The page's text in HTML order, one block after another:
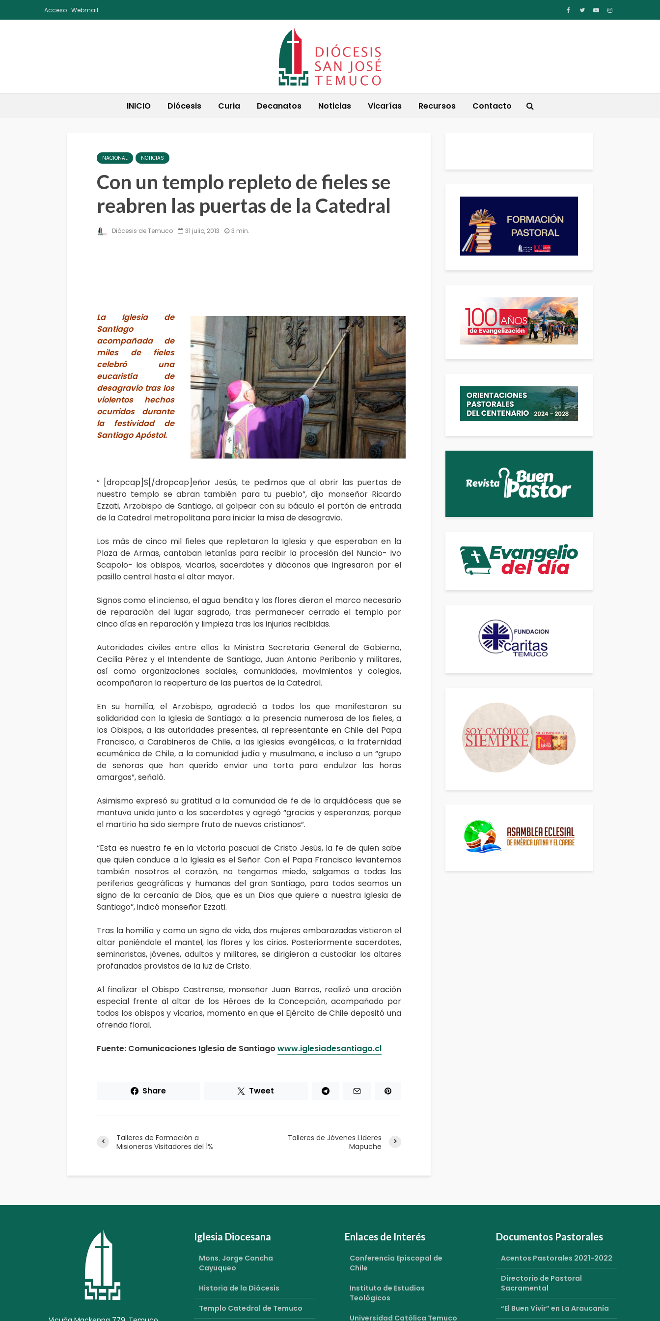
Acceso Webmail
INICIO Diócesis Curia Decanatos Noticias Vicarías Recursos Contacto
NACIONAL NOTICIAS
Con un templo repleto de fieles se
reabren las puertas de la Catedral
Diócesis de Temuco 31 julio, 2013 3 min.
La Iglesia de
Santiago
acompañada de
miles de fieles
celebró una
eucaristía de
desagravio tras los
violentos hechos
ocurridos durante
la festividad de
Santiago Apóstol.
“ [dropcap]S[/dropcap]eñor Jesús, te pedimos que al abrir las puertas de
nuestro templo se abran también para tu pueblo”, dijo monseñor Ricardo
Ezzati, Arzobispo de Santiago, al golpear con su báculo el portón de entrada
de la Catedral metropolitana para iniciar la misa de desagravio.
Los más de cinco mil fieles que repletaron la Iglesia y que esperaban en la
Plaza de Armas, cantaban letanías para recibir la procesión del Nuncio- Ivo
Scapolo- los obispos, vicarios, sacerdotes y diáconos que ingresaron por el
pasillo central hasta el altar mayor.
Signos como el incienso, el agua bendita y las flores dieron el marco necesario
de reparación del lugar sagrado, tras permanecer cerrado el templo por
cinco días en reparación y limpieza tras las injurias recibidas.
Autoridades civiles entre ellos la Ministra Secretaria General de Gobierno,
Cecilia Pérez y el Intendente de Santiago, Juan Antonio Peribonio y militares,
así como organizaciones sociales, comunidades, movimientos y colegios,
acompañaron la reapertura de las puertas de la Catedral.
En su homilía, el Arzobispo, agradeció a todos los que manifestaron su
solidaridad con la Iglesia de Santiago: a la presencia numerosa de los fieles, a
los Obispos, a las autoridades presentes, al representante en Chile del Papa
Francisco, a Carabineros de Chile, a las iglesias evangélicas, a la fraternidad
ecuménica de Chile, a la comunidad judía y musulmana, e incluso a un “grupo
de señoras que han querido enviar una torta para endulzar las horas
amargas”, señaló.
Asimismo expresó su gratitud a la comunidad de fe de la arquidiócesis que se
mantuvo unida junto a los sacerdotes y agregó “gracias y esperanzas, porque
el martirio ha sido siempre fruto de nuevos cristianos”.
“Esta es nuestra fe en la victoria pascual de Cristo Jesús, la fe de quien sabe
que quien conduce a la Iglesia es el Señor. Con el Papa Francisco levantemos
también nosotros el corazón, no tengamos miedo, salgamos a todas las
periferias geográficas y humanas del gran Santiago, para todos seamos un
signo de la cercanía de Dios, que es un Dios que quiere a nuestra Iglesia de
Santiago”, indicó monseñor Ezzati.
Tras la homilía y como un signo de vida, dos mujeres embarazadas vistieron el
altar poniéndole el mantel, las flores y los cirios. Posteriormente sacerdotes,
seminaristas, jóvenes, adultos y militares, se dirigieron a custodiar los altares
profanados provistos de la luz de Cristo.
Al finalizar el Obispo Castrense, monseñor Juan Barros, realizó una oración
especial frente al altar de los Héroes de la Concepción, acompañado por
todos los obispos y vicarios, momento en que el Ejército de Chile depositó una
ofrenda floral.
Fuente: Comunicaciones Iglesia de Santiago www.iglesiadesantiago.cl
Share Tweet
Talleres de Formación a
Misioneros Visitadores del 1%
Talleres de Jóvenes Líderes
Mapuche
Iglesia Diocesana
Mons. Jorge Concha
Cayuqueo
Historia de la Diócesis
Templo Catedral de Temuco
Enlaces de Interés
Conferencia Episcopal de
Chile
Instituto de Estudios
Teológicos
Universidad Católica Temuco
Documentos Pastorales
Acentos Pastorales 2021-2022
Directorio de Pastoral
Sacramental
“El Buen Vivir” en La Araucanía